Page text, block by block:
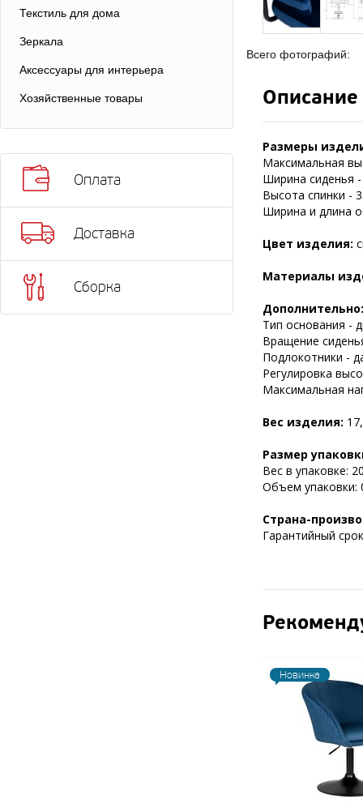
Текстиль для дома
Зеркала
Аксессуары для интерьера
Хозяйственные товары
Оплата
Доставка
Сборка
Всего фотографий:
Описание
Размеры
Максимальная
Ширина сиденья
Высота спинки -
Ширина и длина
Цвет изделия:
Материалы
Дополнительно:
Тип основания -
Вращение
Подлокотники -
Регулировка
Максимальная
Вес изделия:
Размер
Вес в упаковке:
Объем упаковки:
Страна-
Гарантийный
Новинка